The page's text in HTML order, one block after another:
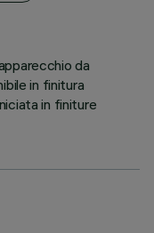
da
in finitura
in finiture